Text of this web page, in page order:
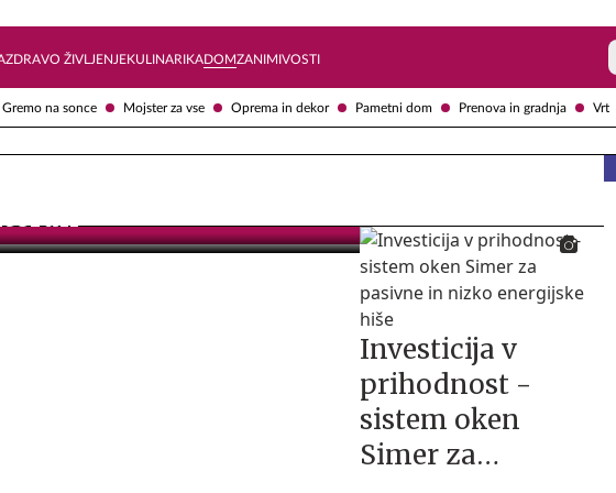
Gremo na sonce Mojster za vse Oprema in dekor Pametni dom Prenova in gradnja Vrt
ZDRAVO ŽIVLJENJEKULINARIKADOMZANIMIVOSTI
Investicija v
prihodnost -
sistem oken
Simer za